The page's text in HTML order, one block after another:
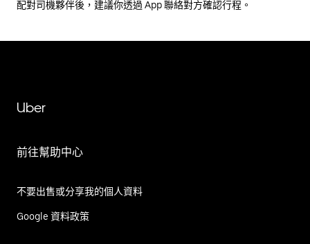
配對司機夥伴後，建議你透過 App 聯絡對方確認行程。
Uber
前往幫助中心
不要出售或分享我的個人資料
Google 資料政策